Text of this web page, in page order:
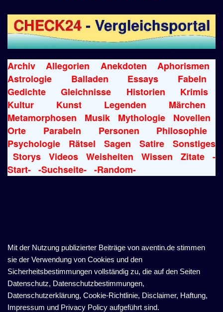
Archiv Allegorien Anekdoten
Aphorismen
Astrologie
Balladen Essays
Fabeln
Gedichte
Gleichnisse Historien
Krimis
Kultur
Kunst Legenden
Märchen
Metamorphosen
Musik Mythologie
Novellen
Orte
Parabeln Personen
Philosophie
Psychologie
Rätsel Sagen Satire
Sonstiges
Storys
Videos Weisheiten Wissen Zitate
-
Start- -Suchseite- -Random-
Mit der Nutzung publizierter Beiträge von aventin.de stimmen
sie der Verwendung von Cookies und den
Sicherheitsbestimmungen vollständig zu, die auf den Seiten
Datenschutz, Datenschutzbestimmungen,
Datenschutzerklärung, Cookie-Richtlinie, Disclaimer, Haftung,
Impressum und Privacy Policy aufgeführt sind.